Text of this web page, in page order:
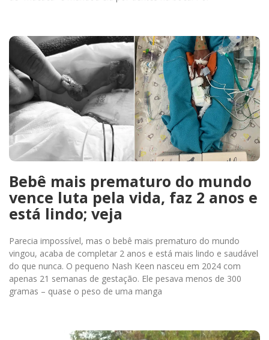
Bebê mais prematuro do mundo
vence luta pela vida, faz 2 anos e
está lindo; veja
Parecia impossível, mas o bebê mais prematuro do mundo
vingou, acaba de completar 2 anos e está mais lindo e saudável
do que nunca. O pequeno Nash Keen nasceu em 2024 com
apenas 21 semanas de gestação. Ele pesava menos de 300
gramas – quase o peso de uma manga